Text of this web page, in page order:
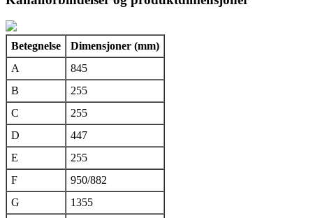
Betegnelse
Dimensjoner (mm)
A
845
B
255
C
255
D
447
E
255
F
950/882
G
1355